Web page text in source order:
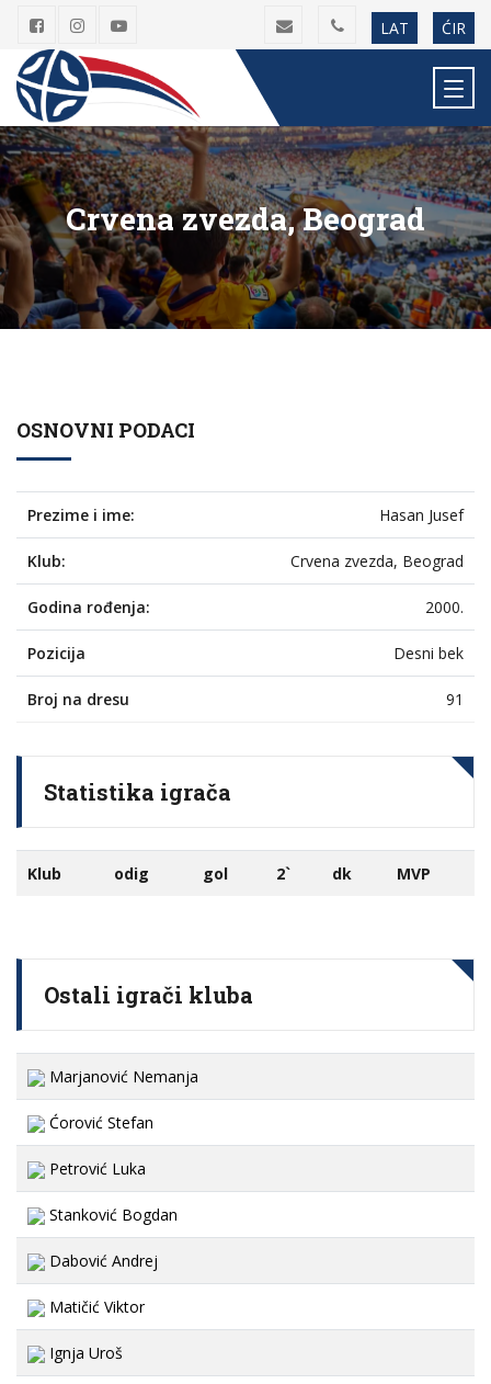
LAT ĆIR
Crvena zvezda, Beograd
OSNOVNI PODACI
Prezime i ime: Hasan Jusef
Klub: Crvena zvezda, Beograd
Godina rođenja: 2000.
Pozicija Desni bek
Broj na dresu 91
Statistika igrača
Klub odig gol 2` dk MVP
Ostali igrači kluba
Marjanović Nemanja
Ćorović Stefan
Petrović Luka
Stanković Bogdan
Dabović Andrej
Matičić Viktor
Ignja Uroš